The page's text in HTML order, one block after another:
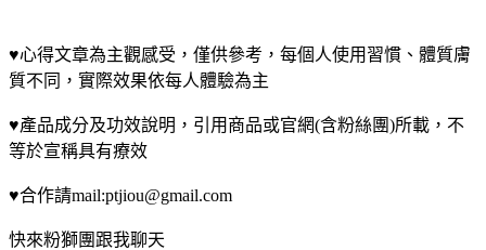
♥心得文章為主觀感受，僅供參考，每個人使用習慣、體質膚
質不同，實際效果依每人體驗為主
♥產品成分及功效說明，引用商品或官網(含粉絲團)所載，不
等於宣稱具有療效
♥合作請mail:ptjiou@gmail.com
快來粉獅團跟我聊天